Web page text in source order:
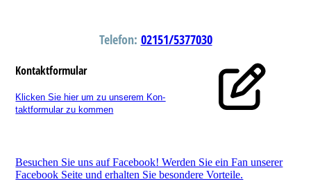
Telefon: 02151/5377030
Kontaktformular
Klicken Sie hier um zu unserem Kon­
takt­for­mu­lar zu kommen
Besuchen Sie uns auf Facebook! Werden Sie ein Fan unserer
Facebook Seite und erhalten Sie besondere Vorteile.